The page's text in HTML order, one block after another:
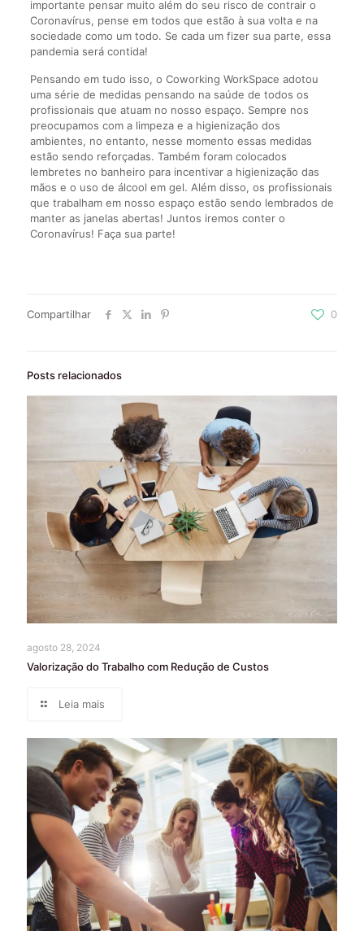
importante pensar muito além do seu risco de contrair o
Coronavírus, pense em todos que estão à sua volta e na
sociedade como um todo. Se cada um fizer sua parte, essa
pandemia será contida!
Pensando em tudo isso, o Coworking WorkSpace adotou
uma série de medidas pensando na saúde de todos os
profissionais que atuam no nosso espaço. Sempre nos
preocupamos com a limpeza e a higienização dos
ambientes, no entanto, nesse momento essas medidas
estão sendo reforçadas. Também foram colocados
lembretes no banheiro para incentivar a higienização das
mãos e o uso de álcool em gel. Além disso, os profissionais
que trabalham em nosso espaço estão sendo lembrados de
manter as janelas abertas! Juntos iremos conter o
Coronavírus! Faça sua parte!
Compartilhar 0
Posts relacionados
agosto 28, 2024
Valorização do Trabalho com Redução de Custos
Leia mais